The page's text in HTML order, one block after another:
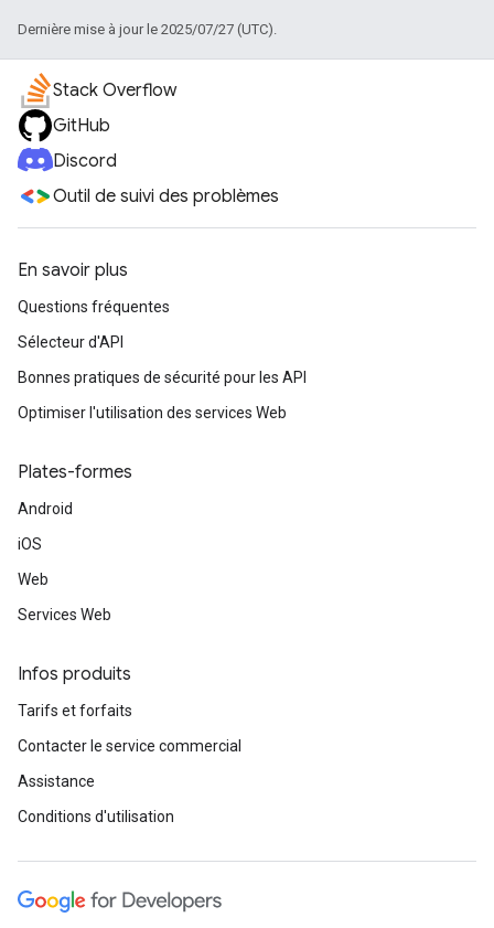
Dernière mise à jour le 2025/07/27 (UTC).
Stack Overflow
GitHub
Discord
Outil de suivi des problèmes
En savoir plus
Questions fréquentes
Sélecteur d'API
Bonnes pratiques de sécurité pour les API
Optimiser l'utilisation des services Web
Plates-formes
Android
iOS
Web
Services Web
Infos produits
Tarifs et forfaits
Contacter le service commercial
Assistance
Conditions d'utilisation